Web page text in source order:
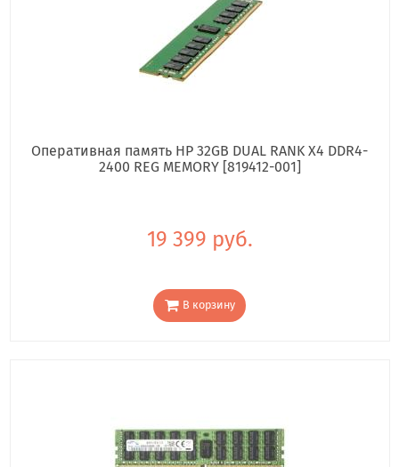
Оперативная память HP 32GB DUAL RANK X4 DDR4-
2400 REG MEMORY [819412-001]
19 399 руб.
В корзину